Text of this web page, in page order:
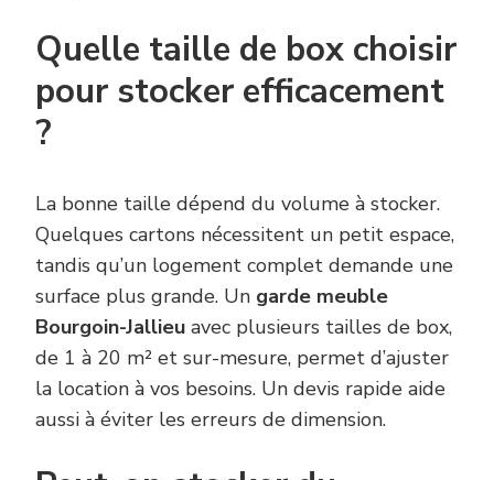
Quelle taille de box choisir
pour stocker efficacement
?
La bonne taille dépend du volume à stocker.
Quelques cartons nécessitent un petit espace,
tandis qu’un logement complet demande une
surface plus grande. Un garde meuble
Bourgoin-Jallieu avec plusieurs tailles de box,
de 1 à 20 m² et sur-mesure, permet d’ajuster
la location à vos besoins. Un devis rapide aide
aussi à éviter les erreurs de dimension.